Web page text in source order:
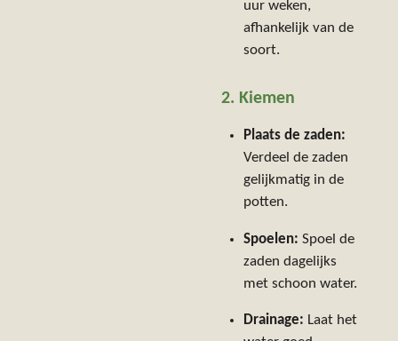
uur weken,
afhankelijk van de
soort.
2. Kiemen
Plaats de zaden:
Verdeel de zaden
gelijkmatig in de
potten.
Spoelen: Spoel de
zaden dagelijks
met schoon water.
Drainage: Laat het